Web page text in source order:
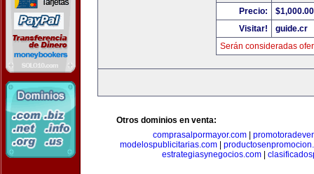
Precio:
$1,000.00
Visitar!
guide.cr
Serán consideradas
Otros dominios en venta:
comprasalpormayor.com|
modelospublicitarias.com
estrategiasynegocios.com